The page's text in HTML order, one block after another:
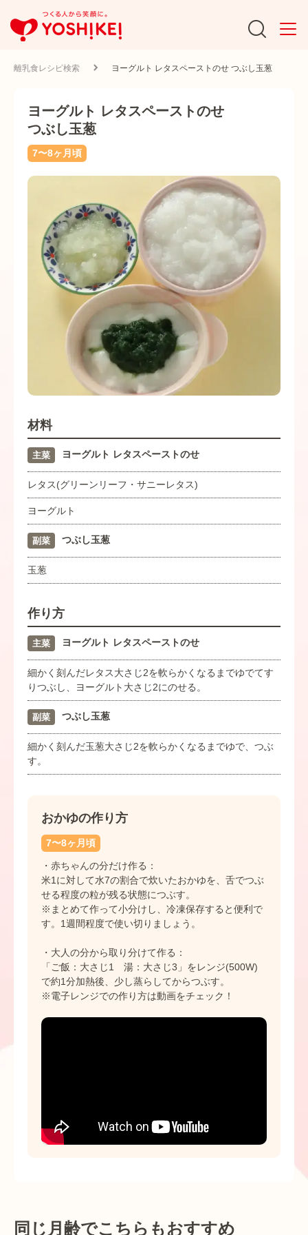
離乳食レシピ検索 ヨーグルト レタスペーストのせ つぶし玉葱
ヨーグルト レタスペーストのせ
つぶし玉葱
7〜8ヶ月頃
材料
主菜 ヨーグルト レタスペーストのせ
レタス(グリーンリーフ・サニーレタス)
ヨーグルト
副菜 つぶし玉葱
玉葱
作り方
主菜 ヨーグルト レタスペーストのせ
細かく刻んだレタス大さじ2を軟らかくなるまでゆでてす
りつぶし、ヨーグルト大さじ2にのせる。
副菜 つぶし玉葱
細かく刻んだ玉葱大さじ2を軟らかくなるまでゆで、つぶ
す。
おかゆの作り方
7〜8ヶ月頃
・赤ちゃんの分だけ作る：
米1に対して水7の割合で炊いたおかゆを、舌でつぶ
せる程度の粒が残る状態につぶす。
※まとめて作って小分けし、冷凍保存すると便利で
す。1週間程度で使い切りましょう。
・大人の分から取り分けて作る：
「ご飯：大さじ1 湯：大さじ3」をレンジ(500W)
で約1分加熱後、少し蒸らしてからつぶす。
※電子レンジでの作り方は動画をチェック！
同じ月齢でこちらもおすすめ